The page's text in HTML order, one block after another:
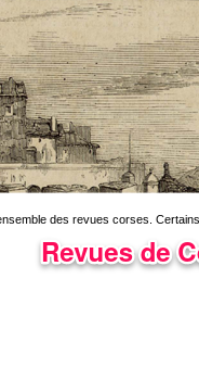
Certains titres sont
des revues corses.